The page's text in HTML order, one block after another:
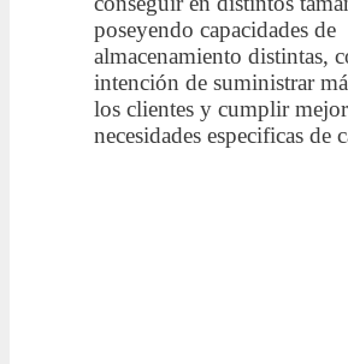
poseyendo capacidades de
almacenamiento distintas,
intención de suministrar
los clientes y cumplir
necesidades especificas de